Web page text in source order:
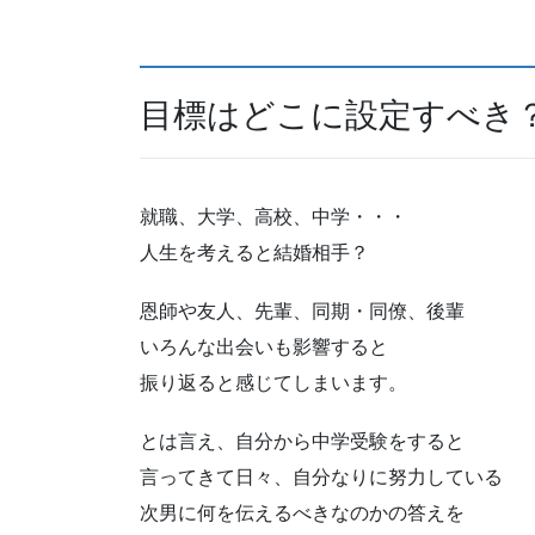
目標はどこに設定すべき
就職、大学、高校、中学・・・
人生を考えると結婚相手？
恩師や友人、先輩、同期・同僚、後輩
いろんな出会いも影響すると
振り返ると感じてしまいます。
とは言え、自分から中学受験をすると
言ってきて日々、自分なりに努力している
次男に何を伝えるべきなのかの答えを